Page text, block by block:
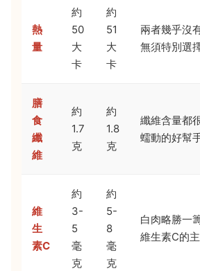
熱
量
約
50
大
卡
約
51
大
卡
兩者幾乎沒
無須特別選擇
膳
食
纖
維
約
1.7
克
約
1.8
克
纖維含量都
蠕動的好幫手
維
生
素C
約
3-
5
毫
克
約
5-
8
毫
克
白肉略勝一
維生素C的主